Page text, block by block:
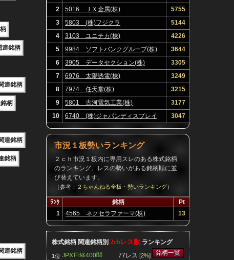
連銘柄
連銘柄
柄
連銘柄
銘柄
連銘柄
(株)
2
5016 ＪＸ金属(株)
5755
3
5803 (株)フジクラ
5144
4
3103 ユニチカ(株)
4226
5
9984 ソフトバンクグループ(株)
3644
6
3905 データセクション(株)
3305
7
6976 太陽誘電(株)
3249
8
7974 任天堂(株)
3215
9
5801 古河電気工業(株)
3177
10
6740 (株)ジャパンディスプレイ 3047
市況１板勢いランキング
２ｃｈ市況１板内に専用スレのある株式銘柄
のランキング。レスの勢いがある銘柄順に並
び替えています。
（参考：２ちゃんねる全板・勢いランキング）
ﾗﾝｸ 銘柄
Pt
1
4565 ネクセラファーマ(株) 13
株式銘柄 関連銘柄別 2chレス数 ランキング
1位 JPX日経400関
77レス [2%] 銘柄一覧